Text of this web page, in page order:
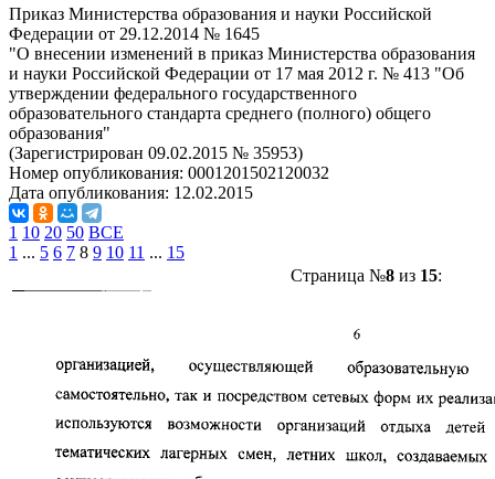
Приказ Министерства образования и науки Российской
Федерации от 29.12.2014 № 1645
"О внесении изменений в приказ Министерства образования
и науки Российской Федерации от 17 мая 2012 г. № 413 "Об
утверждении федерального государственного
образовательного стандарта среднего (полного) общего
образования"
(Зарегистрирован 09.02.2015 № 35953)
Номер опубликования: 0001201502120032
Дата опубликования: 12.02.2015
1 10 20 50 ВСЕ
1 ... 5 6 7 8 9 10 11 ... 15
Страница №8из 15: